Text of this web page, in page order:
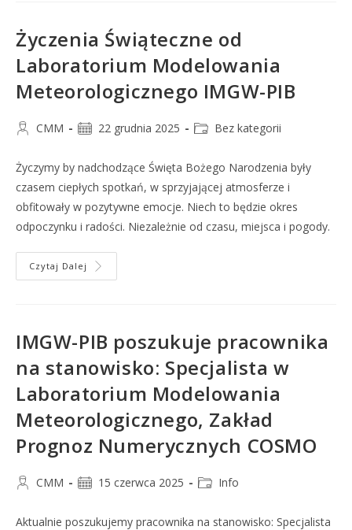
Życzenia Świąteczne od
Laboratorium Modelowania
Meteorologicznego IMGW-PIB
CMM 22 grudnia 2025 Bez kategorii
Życzymy by nadchodzące Święta Bożego Narodzenia były
czasem ciepłych spotkań, w sprzyjającej atmosferze i
obfitowały w pozytywne emocje. Niech to będzie okres
odpoczynku i radości. Niezależnie od czasu, miejsca i pogody.
Czytaj Dalej
IMGW-PIB poszukuje pracownika
na stanowisko: Specjalista w
Laboratorium Modelowania
Meteorologicznego, Zakład
Prognoz Numerycznych COSMO
CMM 15 czerwca 2025 Info
Aktualnie poszukujemy pracownika na stanowisko: Specjalista